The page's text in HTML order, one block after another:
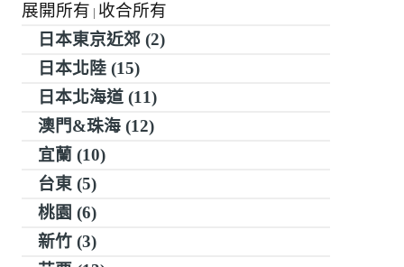
展開所有 | 收合所有
日本東京近郊 (2)
日本北陸 (15)
日本北海道 (11)
澳門&珠海 (12)
宜蘭 (10)
台東 (5)
桃園 (6)
新竹 (3)